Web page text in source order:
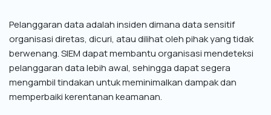
Pelanggaran data adalah insiden dimana data sensitif
organisasi diretas, dicuri, atau dilihat oleh pihak yang tidak
berwenang. SIEM dapat membantu organisasi mendeteksi
pelanggaran data lebih awal, sehingga dapat segera
mengambil tindakan untuk meminimalkan dampak dan
memperbaiki kerentanan keamanan.